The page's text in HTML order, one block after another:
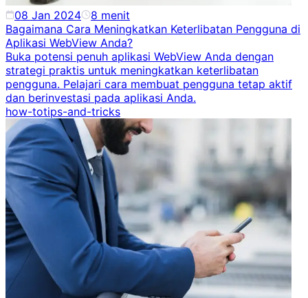
08 Jan 2024 8 menit
Bagaimana Cara Meningkatkan Keterlibatan Pengguna di
Aplikasi WebView Anda?
Buka potensi penuh aplikasi WebView Anda dengan
strategi praktis untuk meningkatkan keterlibatan
pengguna. Pelajari cara membuat pengguna tetap aktif
dan berinvestasi pada aplikasi Anda.
how-totips-and-tricks